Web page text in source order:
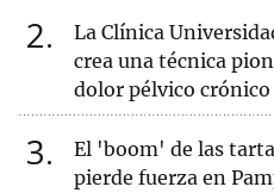
2
La Clínica
crea una técnica
dolor pélvico crónico
3
El 'boom' de las
pierde fuerza en